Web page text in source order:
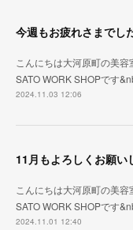
こんにちは大河原町の美
SATO WORK SHOPです
2024.11.03 12:06
こんにちは大河原町の美
SATO WORK SHOPです
2024.11.01 12:40